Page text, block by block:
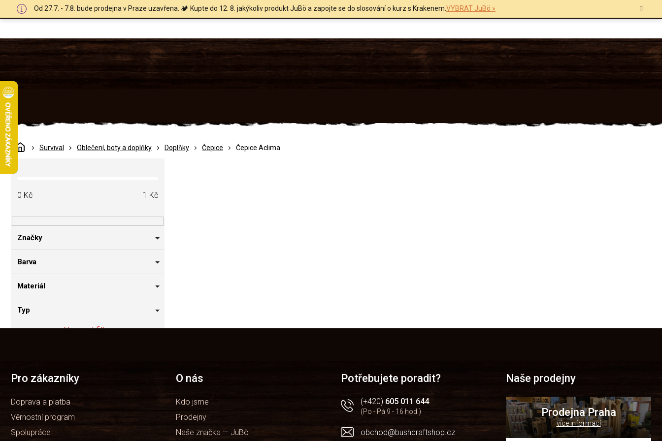
Od 27.7. - 7.8. bude prodejna v Praze uzavřena. 🏕️ Kupte do 12. 8. jakýkoliv produkt JuBö a zapojte se do slosování o kurz s Krakenem.VYBRAT JuBö »
DomůSurvival Oblečení, boty a doplňky Doplňky Čepice Čepice Aclima
P
o
a
n
í
a
0 Kč 1 Kč
Značky
Barva
Materiál
Typ
Vymazat filtry
Pro zákazníky
Doprava a platba
Věrnostní program
Spolupráce
O nás
Kdo jsme
Prodejny
Naše značka — JuBö
Potřebujete poradit?
(+420) 605 011 644
(Po - Pá 9 - 16 hod.)
obchod@bushcraftshop.cz
Naše prodejny
Prodejna Praha
více informací